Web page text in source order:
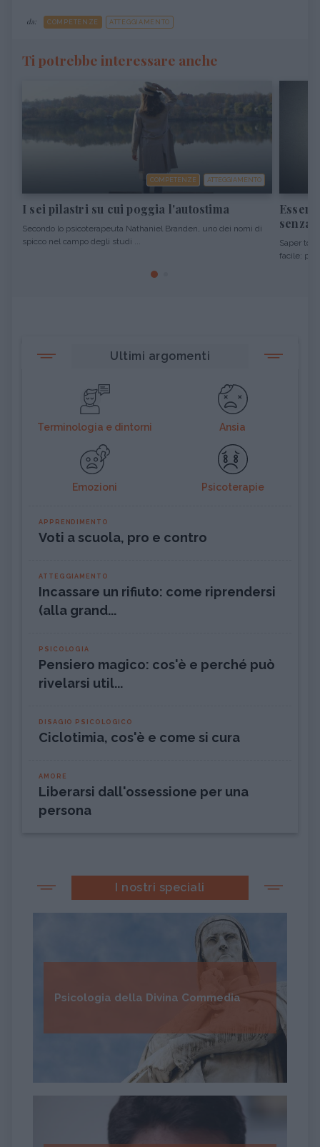
da: COMPETENZE ATTEGGIAMENTO
Ti potrebbe interessare anche
COMPETENZE ATTEGGIAMENTO
I sei pilastri su cui poggia l'autostima
Secondo lo psicoterapeuta Nathaniel Branden, uno dei nomi di
spicco nel campo degli studi ...
senza
Saper
facile: per
Ultimi argomenti
Terminologia e dintorni Ansia
Emozioni Psicoterapie
APPRENDIMENTO
Voti a scuola, pro e contro
ATTEGGIAMENTO
Incassare un rifiuto: come riprendersi
(alla grand...
PSICOLOGIA
Pensiero magico: cos'è e perché può
rivelarsi util...
DISAGIO PSICOLOGICO
Ciclotimia, cos'è e come si cura
AMORE
Liberarsi dall'ossessione per una
persona
I nostri speciali
Psicologia della Divina Commedia